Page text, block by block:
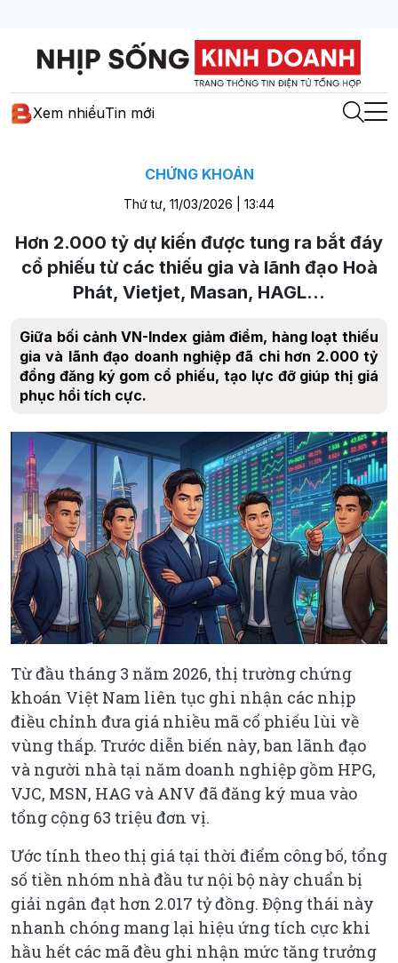
Xem nhiềuTin mới
CHỨNG KHOÁN
Thứ tư, 11/03/2026 | 13:44
Hơn 2.000 tỷ dự kiến được tung ra bắt đáy
cổ phiếu từ các thiếu gia và lãnh đạo Hoà
Phát, Vietjet, Masan, HAGL...
Giữa bối cảnh VN-Index giảm điểm, hàng loạt thiếu
gia và lãnh đạo doanh nghiệp đã chi hơn 2.000 tỷ
đồng đăng ký gom cổ phiếu, tạo lực đỡ giúp thị giá
phục hồi tích cực.
Từ đầu tháng 3 năm 2026, thị trường chứng
khoán Việt Nam liên tục ghi nhận các nhịp
điều chỉnh đưa giá nhiều mã cổ phiếu lùi về
vùng thấp. Trước diễn biến này, ban lãnh đạo
và người nhà tại năm doanh nghiệp gồm HPG,
VJC, MSN, HAG và ANV đã đăng ký mua vào
tổng cộng 63 triệu đơn vị.
Ước tính theo thị giá tại thời điểm công bố, tổng
số tiền nhóm nhà đầu tư nội bộ này chuẩn bị
giải ngân đạt hơn 2.017 tỷ đồng. Động thái này
nhanh chóng mang lại hiệu ứng tích cực khi
hầu hết các mã đều ghi nhận mức tăng trưởng